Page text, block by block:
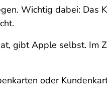
Wichtig dabei: Das
gibt Apple selbst. Im
oder